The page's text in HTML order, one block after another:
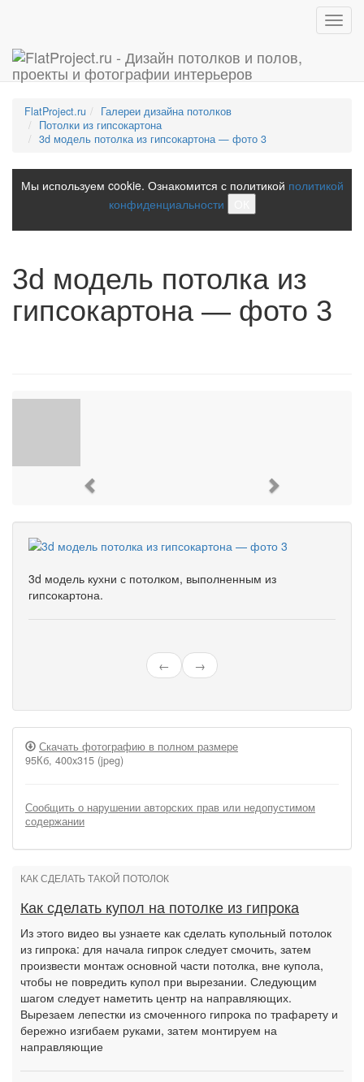
FlatProject.ru
Галереи дизайна потолков
Потолки из гипсокартона
3d модель потолка из гипсокартона — фото 3
Мы используем cookie. Ознакомится с политикой политикой
конфиденциальности
3d модель потолка из
гипсокартона — фото 3
3d модель кухни с потолком, выполненным из
гипсокартона.
← →
Скачать фотографию в полном размере
95Кб, 400x315 (jpeg)
Сообщить о нарушении авторских прав или недопустимом
содержании
КАК СДЕЛАТЬ ТАКОЙ ПОТОЛОК
Как сделать купол на потолке из гипрока
Из этого видео вы узнаете как сделать купольный потолок
из гипрока: для начала гипрок следует смочить, затем
произвести монтаж основной части потолка, вне купола,
чтобы не повредить купол при вырезании. Следующим
шагом следует наметить центр на направляющих.
Вырезаем лепестки из смоченного гипрока по трафарету и
бережно изгибаем руками, затем монтируем на
направляющие